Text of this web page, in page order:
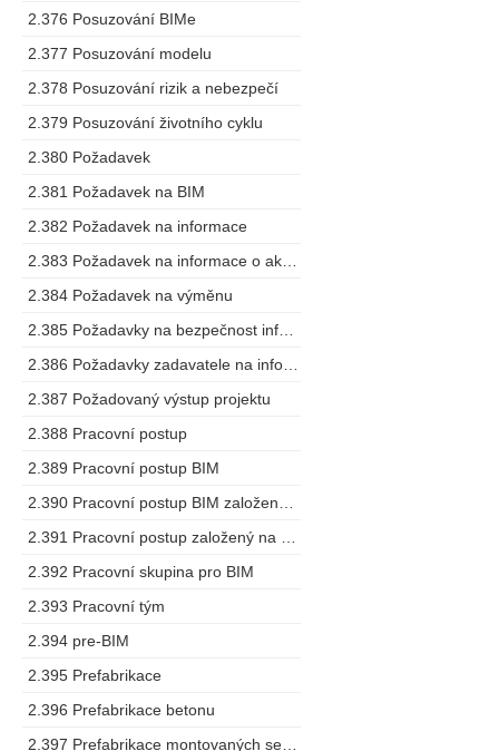
2.376 Posuzování BIMe
2.377 Posuzování modelu
2.378 Posuzování rizik a nebezpečí
2.379 Posuzování životního cyklu
2.380 Požadavek
2.381 Požadavek na BIM
2.382 Požadavek na informace
2.384 Požadavek na výměnu
2.387 Požadovaný výstup projektu
2.388 Pracovní postup
2.389 Pracovní postup BIM
2.392 Pracovní skupina pro BIM
2.393 Pracovní tým
2.394 pre-BIM
2.395 Prefabrikace
2.396 Prefabrikace betonu